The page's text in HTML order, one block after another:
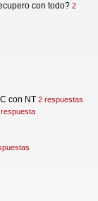
con todo? 2
con NT 2 respuestas
respuesta